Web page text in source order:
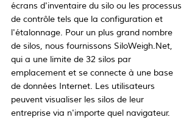
écrans d'inventaire du silo ou les processus
de contrôle tels que la configuration et
l'étalonnage. Pour un plus grand nombre
de silos, nous fournissons SiloWeigh.Net,
qui a une limite de 32 silos par
emplacement et se connecte à une base
de données Internet. Les utilisateurs
peuvent visualiser les silos de leur
entreprise via n'importe quel navigateur.